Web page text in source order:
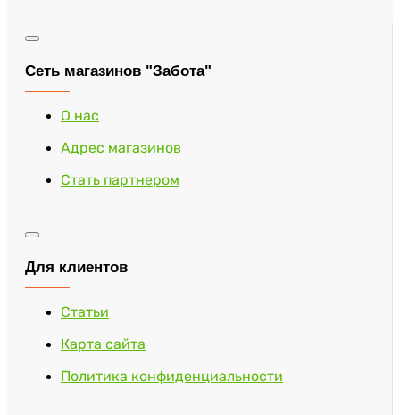
Сеть магазинов "Забота"
О нас
Адрес магазинов
Стать партнером
Для клиентов
Статьи
Карта сайта
Политика конфиденциальности